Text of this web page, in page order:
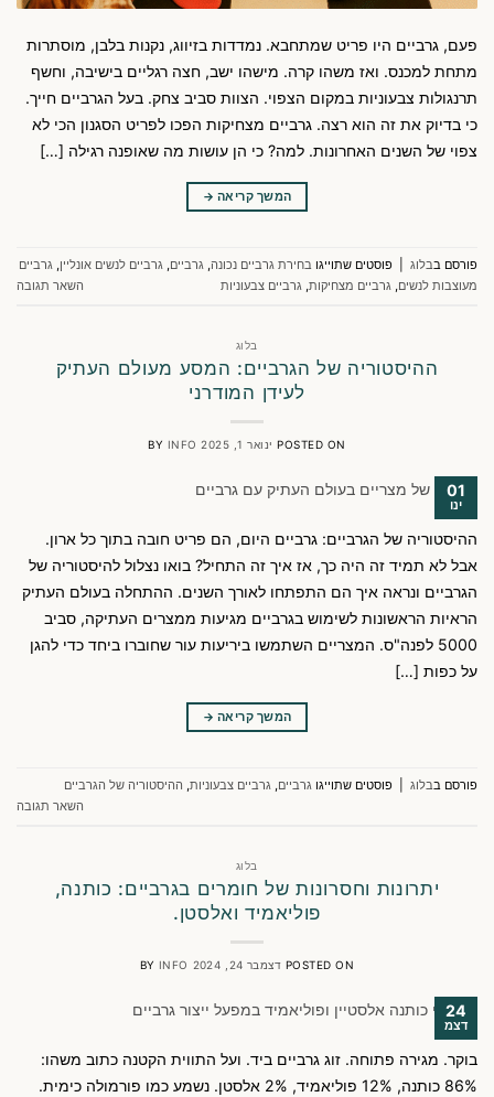
פעם, גרביים היו פריט שמתחבא. נמדדות בזיווג, נקנות בלבן, מוסתרות
מתחת למכנס. ואז משהו קרה. מישהו ישב, חצה רגליים בישיבה, וחשף
תרנגולות צבעוניות במקום הצפוי. הצוות סביב צחק. בעל הגרביים חייך.
כי בדיוק את זה הוא רצה. גרביים מצחיקות הפכו לפריט הסגנון הכי לא
צפוי של השנים האחרונות. למה? כי הן עושות מה שאופנה רגילה […]
המשך קריאה →
פורסם בבלוג פוסטים שתוייגו בחירת גרביים נכונה, גרביים, גרביים לנשים אונליין, גרביים
מעוצבות לנשים, גרביים מצחיקות, גרביים צבעוניות השאר תגובה
בלוג
ההיסטוריה של הגרביים: המסע מעולם העתיק
לעידן המודרני
POSTED ON ינואר 1, 2025 BY INFO
01
ינו
ההיסטוריה של הגרביים: גרביים היום, הם פריט חובה בתוך כל ארון.
אבל לא תמיד זה היה כך, אז איך זה התחיל? בואו נצלול להיסטוריה של
הגרביים ונראה איך הם התפתחו לאורך השנים. ההתחלה בעולם העתיק
הראיות הראשונות לשימוש בגרביים מגיעות ממצרים העתיקה, סביב
5000 לפנה"ס. המצריים השתמשו ביריעות עור שחוברו ביחד כדי להגן
על כפות […]
המשך קריאה →
פורסם בבלוג פוסטים שתוייגו גרביים, גרביים צבעוניות, ההיסטוריה של הגרביים
השאר תגובה
בלוג
יתרונות וחסרונות של חומרים בגרביים: כותנה,
פוליאמיד ואלסטן.
POSTED ON דצמבר 24, 2024 BY INFO
24
דצמ
בוקר. מגירה פתוחה. זוג גרביים ביד. ועל התווית הקטנה כתוב משהו:
86% כותנה, 12% פוליאמיד, 2% אלסטן. נשמע כמו פורמולה כימית.